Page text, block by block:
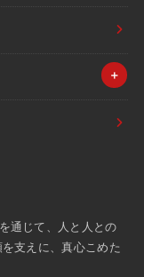
通じて、人と人との
支えに、真心こめた